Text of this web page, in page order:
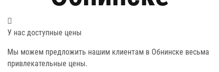
У нас доступные цены
Мы можем предложить нашим клиентам в Обнинске весьма
привлекательные цены.